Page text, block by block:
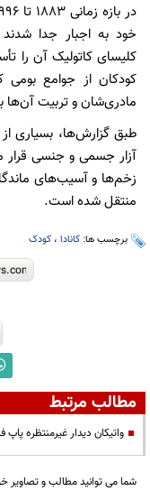
خود به اجبار جدا
کلیسای کاتولیک آن را
کودکان از جوامع بومی
مادری‌‌شان و تربیت آن‌ها
طبق گزارش‌ها، بسیاری
آزار جسمی و جنسی قرار
زخم‌ها و آسیب‌های
منتقل شده است.
برچسب ها: کانادا ، کودک
مطالب مرتبط
واتیکان دیدار غیرمنتظره
شما می توانید مطالب و تصاویر